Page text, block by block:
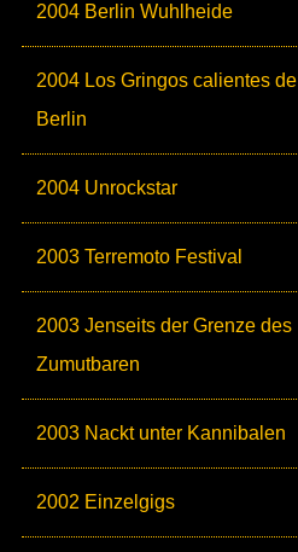
2004 Berlin Wuhlheide
2004 Los Gringos calientes de
Berlin
2004 Unrockstar
2003 Terremoto Festival
2003 Jenseits der Grenze des
Zumutbaren
2003 Nackt unter Kannibalen
2002 Einzelgigs